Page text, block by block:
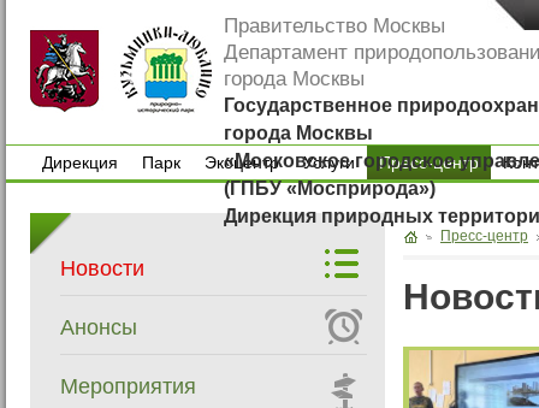
Правительство Москвы
Департамент
города Москвы
Государственное
города Москвы
«Московское городское
(ГПБУ «Мосприрода»)
Дирекция природных
Дирекция
Парк
Экоцентр
Экоцентр
Услуги
Услуги
Пресс-центр
Новости
Анонсы
Мероприятия
Пресс-центр